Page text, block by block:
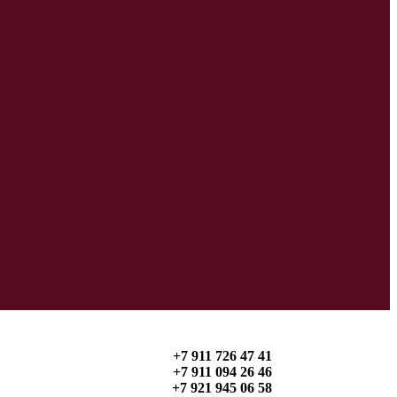
+7 911 726 47 41
+7 911 094 26 46
+7 921 945 06 58